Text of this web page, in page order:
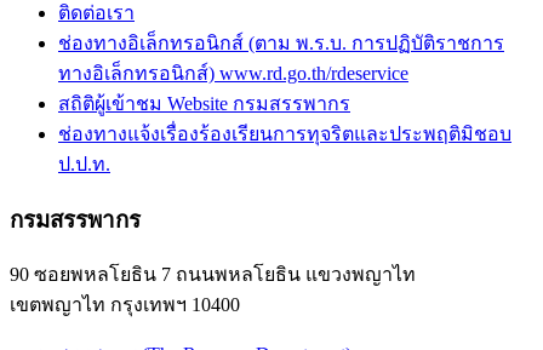
ติดต่อเรา
ช่องทางอิเล็กทรอนิกส์ (ตาม พ.ร.บ. การปฏิบัติราชการ
ทางอิเล็กทรอนิกส์) www.rd.go.th/rdeservice
สถิติผู้เข้าชม Website กรมสรรพากร
ช่องทางแจ้งเรื่องร้องเรียนการทุจริตและประพฤติมิชอบ
ป.ป.ท.
กรมสรรพากร
90 ซอยพหลโยธิน 7 ถนนพหลโยธิน แขวงพญาไท
เขตพญาไท กรุงเทพฯ 10400